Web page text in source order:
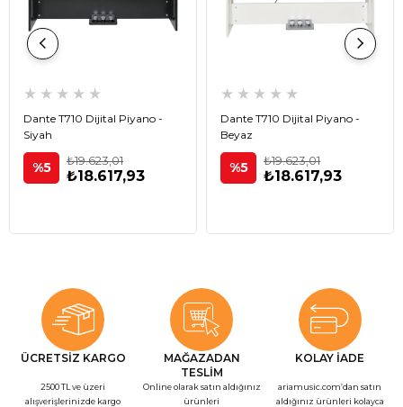
★ ★ ★ ★ ★
Dante T710 Dijital Piyano -
Siyah
%5 ₺18.617,93
₺19.623,01
★ ★ ★ ★ ★
Dante T710 Dijital Piyano -
Beyaz
%5 ₺18.617,93
₺19.623,01
ÜCRETSİZ KARGO
2500 TL ve üzeri
alışverişlerinizde kargo
MAĞAZADAN
TESLİM
Online olarak satın aldığınız
ürünleri
KOLAY İADE
ariamusic.com’dan satın
aldığınız ürünleri kolayca